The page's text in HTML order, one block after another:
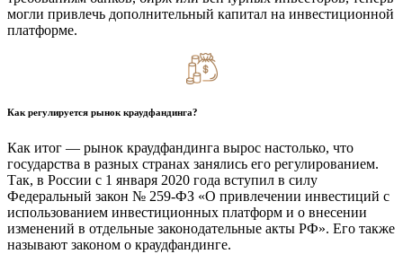
могли привлечь дополнительный капитал на инвестиционной
платформе.
Как регулируется рынок краудфандинга?
Как итог — рынок краудфандинга вырос настолько, что
государства в разных странах занялись его регулированием.
Так, в России с 1 января 2020 года вступил в силу
Федеральный закон № 259-ФЗ «О привлечении инвестиций с
использованием инвестиционных платформ и о внесении
изменений в отдельные законодательные акты РФ». Его также
называют законом о краудфандинге.